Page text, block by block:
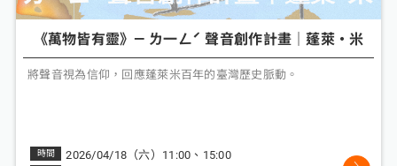
《萬物皆有靈》— ㄌ一ㄥˊ 聲音創作計畫｜蓬萊・米
將聲音視為信仰，回應蓬萊米百年的臺灣歷史脈動。
2026/04/18（六）11:00、15:00